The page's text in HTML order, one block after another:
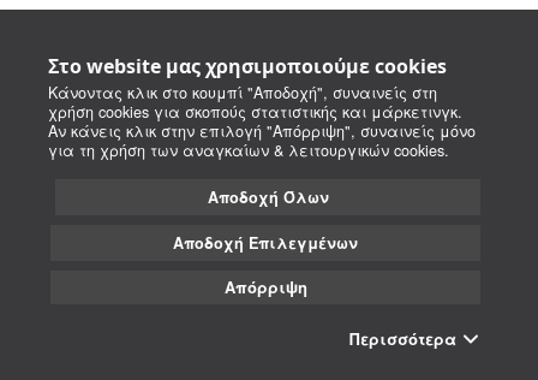
Στο website μας χρησιμοποιούμε cookies
Κάνοντας κλικ στο κουμπί "Αποδοχή", συναινείς στη
χρήση cookies για σκοπούς στατιστικής και μάρκετινγκ.
Αν κάνεις κλικ στην επιλογή "Απόρριψη", συναινείς μόνο
για τη χρήση των αναγκαίων & λειτουργικών cookies.
Αποδοχή Όλων
Αποδοχή Επιλεγμένων
Απόρριψη
Περισσότερα